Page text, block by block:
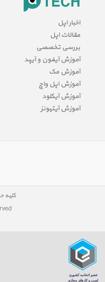
اخبار اپل
مقالات اپل
بررسی تخصصی
آموزش آیفون و آیپد
آموزش مک
آموزش اپل واچ
آموزش آیکلود
آموزش آیتیونز
کلیه